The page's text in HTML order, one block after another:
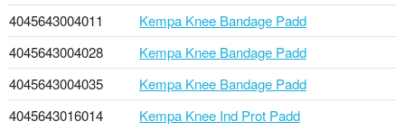
4045643004011
Kempa Knee Bandage Padd
4045643004028
Kempa Knee Bandage Padd
4045643004035
Kempa Knee Bandage Padd
4045643016014
Kempa Knee Ind Prot Padd